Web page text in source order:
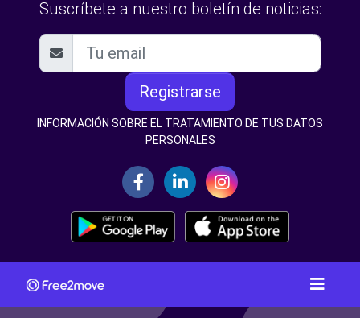
Suscríbete a nuestro boletín de noticias:
Registrarse
INFORMACIÓN SOBRE EL TRATAMIENTO DE TUS DATOS
PERSONALES